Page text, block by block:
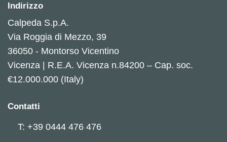
Indirizzo
Calpeda S.p.A.
Via Roggia di Mezzo, 39
36050 - Montorso Vicentino
Vicenza | R.E.A. Vicenza n.84200 – Cap. soc.
€12.000.000 (Italy)
Contatti
T: +39 0444 476 476